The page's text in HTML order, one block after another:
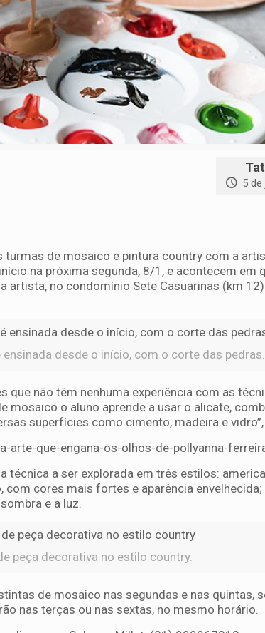
5
turmas de mosaico e pintura country com a
na próxima segunda, 8/1, e acontecem em
artista, no condomínio Sete Casuarinas (km
desde o início, com o corte das pedras.
que não têm nenhuma experiência com as
mosaico o aluno aprende a usar o alicate,
superfícies como cimento, madeira e vidro”,
arte-que-engana-os-olhos-de-pollyanna-
técnica a ser explorada em três estilos:
cores mais fortes e aparência envelhecida;
e a luz.
peça decorativa no estilo country.
de mosaico nas segundas e nas quintas,
nas terças ou nas sextas, no mesmo horário.